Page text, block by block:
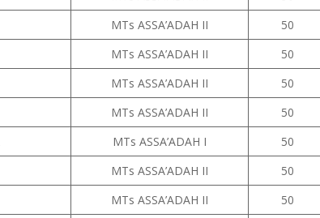
MTs ASSA’ADAH II 50
MTs ASSA’ADAH II 50
MTs ASSA’ADAH II 50
MTs ASSA’ADAH II 50
MTs ASSA’ADAH I 50
MTs ASSA’ADAH II 50
MTs ASSA’ADAH II 50